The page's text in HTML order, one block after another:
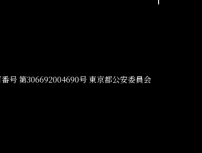
号 第306692004690号 東京都公安委員会